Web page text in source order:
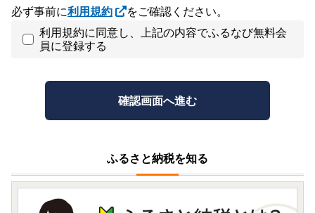
必ず事前に利用規約
をご確認ください。
利用規約に同意し、上記の内容でふるなび無料会
員に登録する
ふるさと納税を知る